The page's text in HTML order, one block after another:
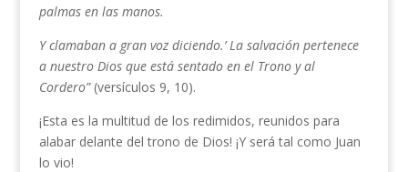
palmas en las manos.
Y clamaban a gran voz diciendo.’ La salvación pertenece
a nuestro Dios que está sentado en el Trono y al
Cordero”(versículos 9, 10).
¡Esta es la multitud de los redimidos, reunidos para
alabar delante del trono de Dios! ¡Y será tal como Juan
lo vio!